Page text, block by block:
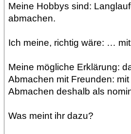
Meine Hobbys sind:
abmachen.
Ich meine, richtig wäre: …
Meine mögliche Erklärung:
Abmachen mit Freunden:
Abmachen deshalb als
Was meint ihr dazu?